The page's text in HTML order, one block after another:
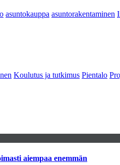
asuntokauppa asuntorakentaminen
Koulutus ja tutkimus Pientalo
aiempaa enemmän